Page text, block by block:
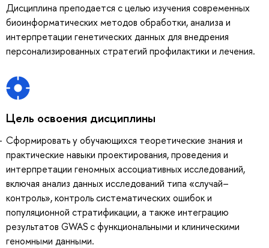
Дисциплина преподается с целью изучения современных
биоинформатических методов обработки, анализа и
интерпретации генетических данных для внедрения
персонализированных стратегий профилактики и лечения.
Цель освоения дисциплины
Сформировать у обучающихся теоретические знания и
практические навыки проектирования, проведения и
интерпретации геномных ассоциативных исследований,
включая анализ данных исследований типа «случай–
контроль», контроль систематических ошибок и
популяционной стратификации, а также интеграцию
результатов GWAS с функциональными и клиническими
геномными данными.